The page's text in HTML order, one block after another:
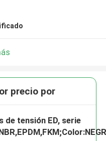
precio por
de tensión ED, serie